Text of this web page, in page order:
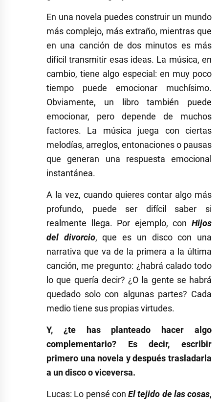
En una novela puedes construir un mundo
más complejo, más extraño, mientras que
en una canción de dos minutos es más
difícil transmitir esas ideas. La música, en
cambio, tiene algo especial: en muy poco
tiempo puede emocionar muchísimo.
Obviamente, un libro también puede
emocionar, pero depende de muchos
factores. La música juega con ciertas
melodías, arreglos, entonaciones o pausas
que generan una respuesta emocional
instantánea.
A la vez, cuando quieres contar algo más
profundo, puede ser difícil saber si
realmente llega. Por ejemplo, con Hijos
del divorcio, que es un disco con una
narrativa que va de la primera a la última
canción, me pregunto: ¿habrá calado todo
lo que quería decir? ¿O la gente se habrá
quedado solo con algunas partes? Cada
medio tiene sus propias virtudes.
Y, ¿te has planteado hacer algo
complementario? Es decir, escribir
primero una novela y después trasladarla
a un disco o viceversa.
Lucas: Lo pensé con El tejido de las cosas,